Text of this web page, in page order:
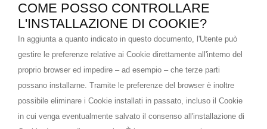
COME POSSO CONTROLLARE
L'INSTALLAZIONE DI COOKIE?
In aggiunta a quanto indicato in questo documento, l'Utente può
gestire le preferenze relative ai Cookie direttamente all'interno del
proprio browser ed impedire – ad esempio – che terze parti
possano installarne. Tramite le preferenze del browser è inoltre
possibile eliminare i Cookie installati in passato, incluso il Cookie
in cui venga eventualmente salvato il consenso all'installazione di